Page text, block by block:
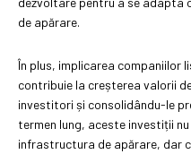
de apărare.
În plus, implicarea companiilor
contribuie la creșterea valorii
investitori și consolidându-le
termen lung, aceste investiții
infrastructura de apărare, dar